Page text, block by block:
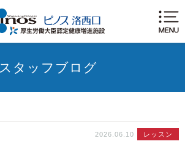
スタッフブログ
2026.06.10 レッスン